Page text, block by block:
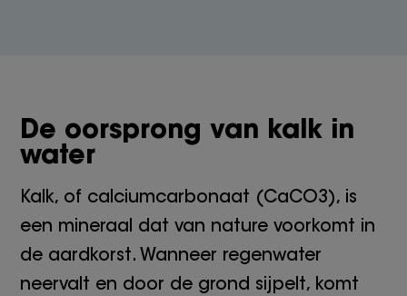
De oorsprong van kalk in
water
Kalk, of calciumcarbonaat (CaCO3), is
een mineraal dat van nature voorkomt in
de aardkorst. Wanneer regenwater
neervalt en door de grond sijpelt, komt